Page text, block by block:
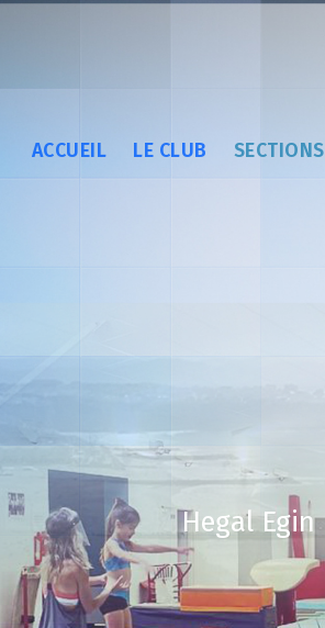
ACCUEIL LE CLUB SECTIONS
Hegal Egin